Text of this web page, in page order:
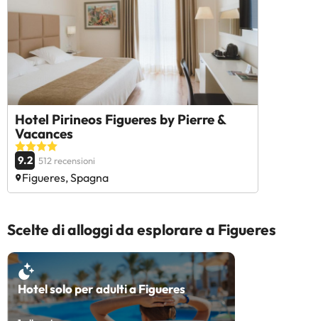
Hotel Pirineos Figueres by Pierre &
Vacances
9.2 512 recensioni
Figueres, Spagna
Scelte di alloggi da esplorare a Figueres
Hotel solo per adulti a Figueres